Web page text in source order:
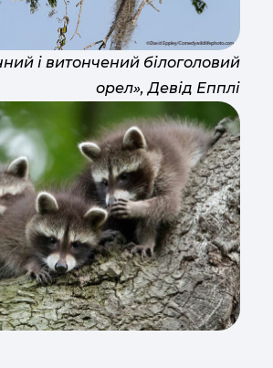
і витончений білоголовий
орел», Девід Епплі